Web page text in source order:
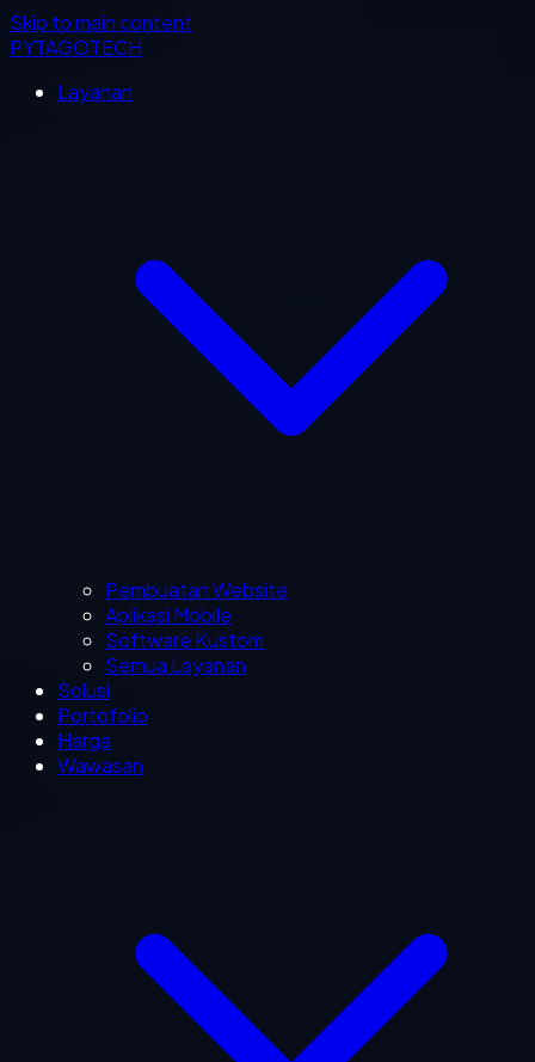
Skip to main content
PYTAGOTECH
Layanan
Pembuatan Website
Aplikasi Mobile
Software Kustom
Semua Layanan
Solusi
Portofolio
Harga
Wawasan